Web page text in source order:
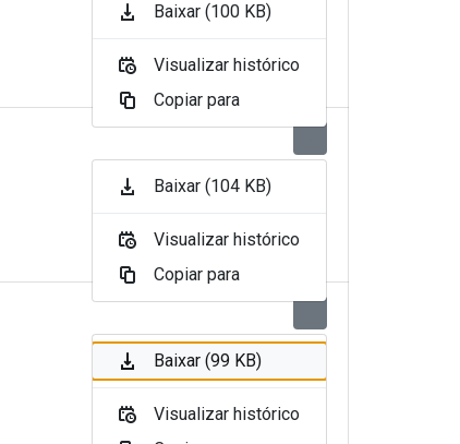
Baixar (100 KB)
Visualizar histórico
Copiar para
Baixar (104 KB)
Visualizar histórico
Copiar para
Baixar (99 KB)
Visualizar histórico